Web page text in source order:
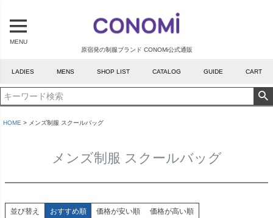
原宿発の制服ブランド CONOMi公式通販
MENU
LADIES MENS SHOP LIST CATALOG GUIDE CART
HOME メンズ制服 スクールバッグ
メンズ制服 スクールバッグ
並び替え おすすめ順 価格が安い順 価格が高い順